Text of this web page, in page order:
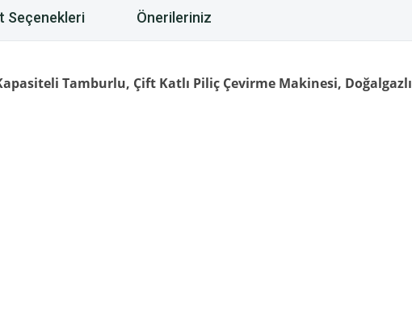
Seçenekleri Önerileriniz
Tamburlu, Çift Katlı Piliç Çevirme Makinesi, Doğalgazlı